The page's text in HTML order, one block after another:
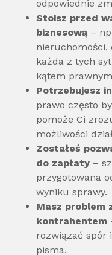
odpowiednie
Stoisz przed
biznesową –
nieruchomości,
każda z tych
kątem
Potrzebujesz
prawo często
pomoże Ci
możliwości
Zostałeś
do zapłaty –
przygotowana
wyniku sprawy.
Masz problem
kontrahentem
rozwiązać spór
pisma.